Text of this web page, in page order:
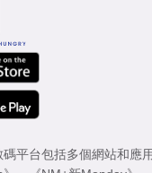
平台包括多個網站和應